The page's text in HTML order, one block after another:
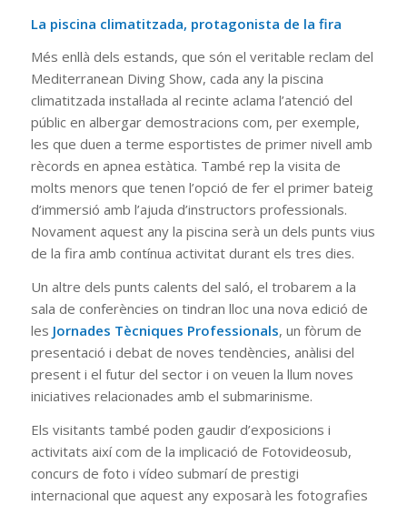
La piscina climatitzada, protagonista de la fira
Més enllà dels estands, que són el veritable reclam del
Mediterranean Diving Show, cada any la piscina
climatitzada instal·lada al recinte aclama l’atenció del
públic en albergar demostracions com, per exemple,
les que duen a terme esportistes de primer nivell amb
rècords en apnea estàtica. També rep la visita de
molts menors que tenen l’opció de fer el primer bateig
d’immersió amb l’ajuda d’instructors professionals.
Novament aquest any la piscina serà un dels punts vius
de la fira amb contínua activitat durant els tres dies.
Un altre dels punts calents del saló, el trobarem a la
sala de conferències on tindran lloc una nova edició de
les Jornades Tècniques Professionals, un fòrum de
presentació i debat de noves tendències, anàlisi del
present i el futur del sector i on veuen la llum noves
iniciatives relacionades amb el submarinisme.
Els visitants també poden gaudir d’exposicions i
activitats així com de la implicació de Fotovideosub,
concurs de foto i vídeo submarí de prestigi
internacional que aquest any exposarà les fotografies